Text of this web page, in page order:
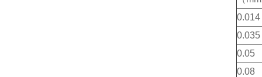
0.014
0.035
0.05
0.08